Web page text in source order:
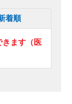
着順
ます（医